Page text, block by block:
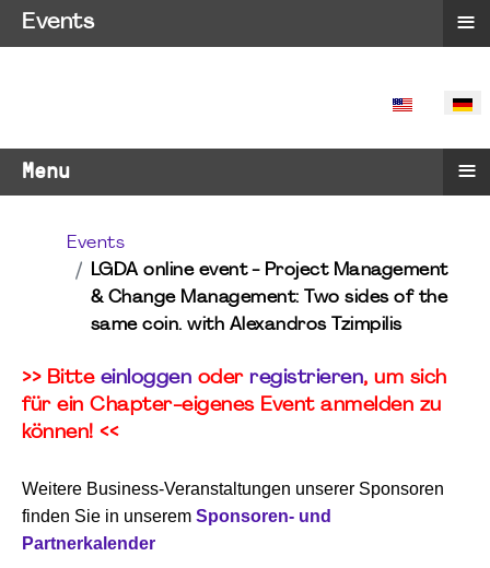
SPRACHE
Menu ≡
Events
LGDA online event - Project Management
& Change Management: Two sides of the
same coin. with Alexandros Tzimpilis
>> Bitte einloggen oder registrieren, um sich
für ein Chapter-eigenes Event anmelden zu
können! <<
Weitere Business-Veranstaltungen unserer Sponsoren
finden Sie in unserem Sponsoren- und
Partnerkalender
Events ≡